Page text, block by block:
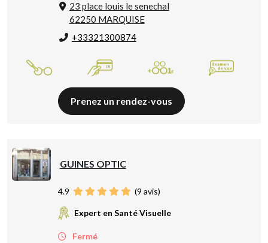
23 place louis le senechal
62250 MARQUISE
+33321300874
Prenez un rendez-vous
GUINES OPTIC
4.9 (9 avis)
Expert en Santé Visuelle
Fermé